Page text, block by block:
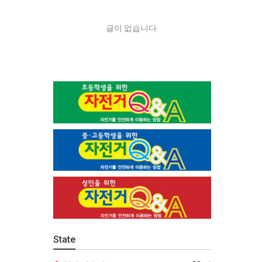
글이 없습니다.
State